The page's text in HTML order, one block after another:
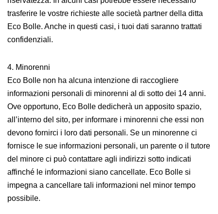
trasferire le vostre richieste alle società partner della ditta
Eco Bolle. Anche in questi casi, i tuoi dati saranno trattati
confidenziali.
4. Minorenni
Eco Bolle non ha alcuna intenzione di raccogliere
informazioni personali di minorenni al di sotto dei 14 anni.
Ove opportuno, Eco Bolle dedicherà un apposito spazio,
all’interno del sito, per informare i minorenni che essi non
devono fornirci i loro dati personali. Se un minorenne ci
fornisce le sue informazioni personali, un parente o il tutore
del minore ci può contattare agli indirizzi sotto indicati
affinché le informazioni siano cancellate. Eco Bolle si
impegna a cancellare tali informazioni nel minor tempo
possibile.